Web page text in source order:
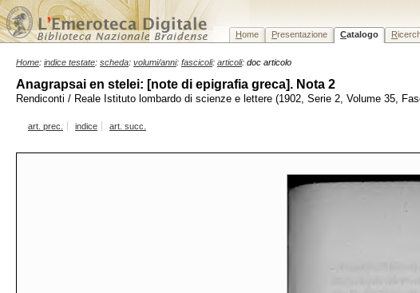
Home Presentazione Catalogo R
Home: indice testate: scheda: volumi/anni: fascicoli: articoli: doc articolo
Anagrapsai en stelei: [note di epigrafia greca]. Nota 2
Rendiconti / Reale Istituto lombardo di scienze e lettere (1902, Serie 2, Volume 35,
art. prec. indice art. succ.